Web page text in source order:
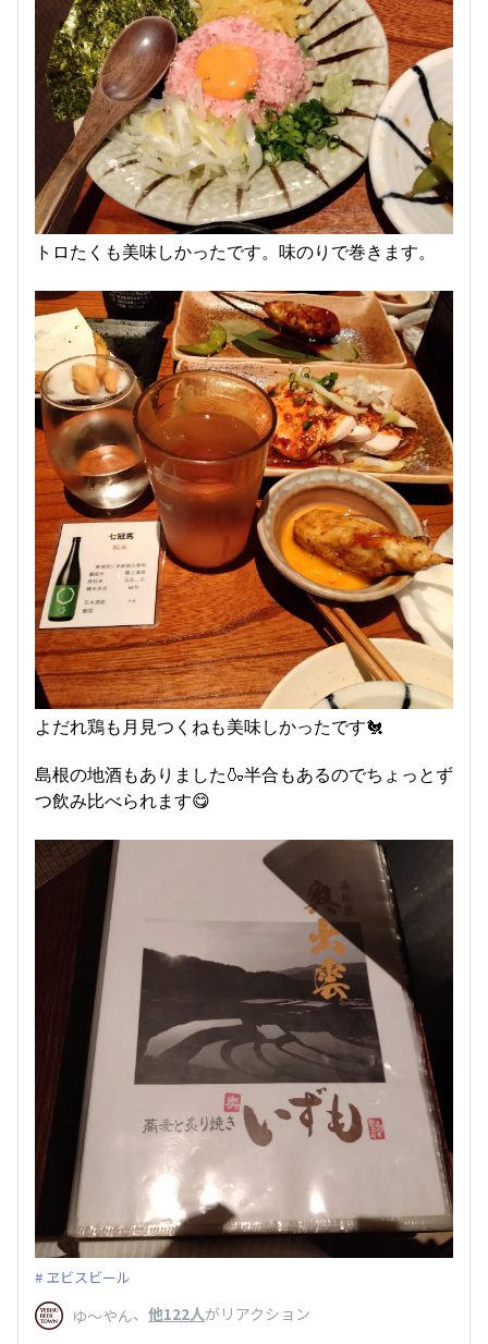
トロたくも美味しかったです。味のりで巻きます。
よだれ鶏も月見つくねも美味しかったです🐔
島根の地酒もありました🍶半合もあるのでちょっとず
つ飲み比べられます😋
ヱビスビール
ゆ～やん、 他122人がリアクション